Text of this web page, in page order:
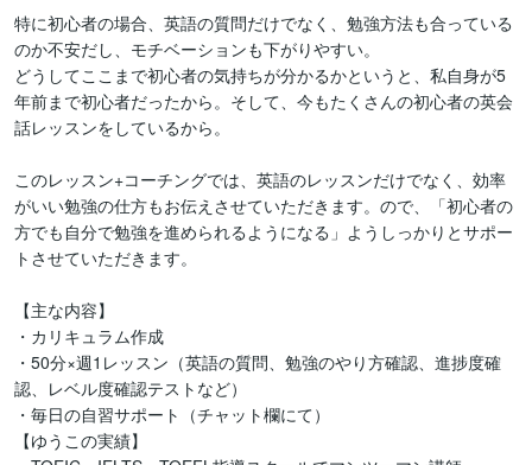
特に初心者の場合、英語の質問だけでなく、勉強方法も合っている
のか不安だし、モチベーションも下がりやすい。
どうしてここまで初心者の気持ちが分かるかというと、私自身が5
年前まで初心者だったから。そして、今もたくさんの初心者の英会
話レッスンをしているから。
このレッスン+コーチングでは、英語のレッスンだけでなく、効率
がいい勉強の仕方もお伝えさせていただきます。ので、「初心者の
方でも自分で勉強を進められるようになる」ようしっかりとサポー
トさせていただきます。
【主な内容】
・カリキュラム作成
・50分×週1レッスン（英語の質問、勉強のやり方確認、進捗度確
認、レベル度確認テストなど）
・毎日の自習サポート（チャット欄にて）
【ゆうこの実績】